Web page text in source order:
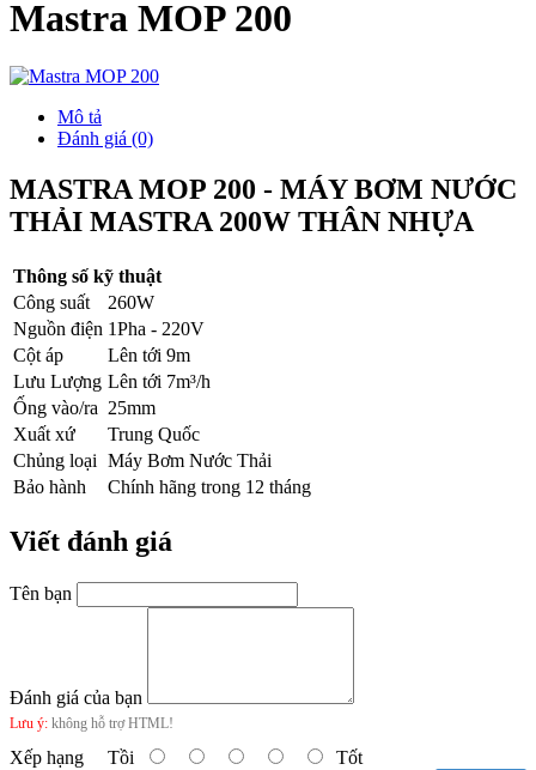
Mastra MOP 200
Mô tả
Đánh giá (0)
MASTRA MOP 200 - MÁY BƠM NƯỚC
THẢI MASTRA 200W THÂN NHỰA
Thông số kỹ thuật
Công suất
260W
Nguồn điện 1Pha - 220V
Cột áp
Lên tới 9m
Lưu Lượng Lên tới 7m³/h
Ống vào/ra 25mm
Xuất xứ
Trung Quốc
Chủng loại Máy Bơm Nước Thải
Bảo hành
Chính hãng trong 12 tháng
Viết đánh giá
Tên bạn
Đánh giá của bạn
Lưu ý: không hỗ trợ HTML!
Xếp hạng Tồi Tốt